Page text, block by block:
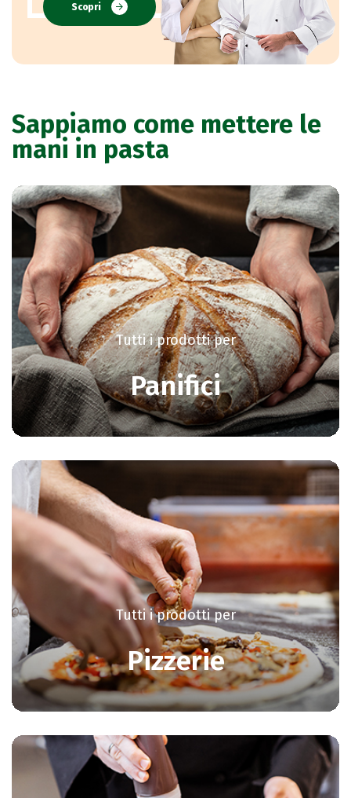
Scopri
Sappiamo come mettere le
mani in pasta
Tutti i prodotti per
Panifici
Tutti i prodotti per
Pizzerie